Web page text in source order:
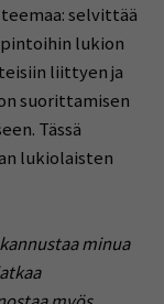
selvittää
lukion
liittyen ja
suorittamisen
Tässä
lukiolaisten
minua